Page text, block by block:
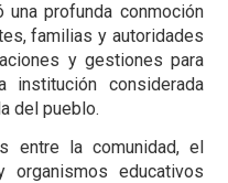
profunda conmoción
familias y autoridades
y gestiones para
institución considerada
del pueblo.
entre la comunidad, el
educativos